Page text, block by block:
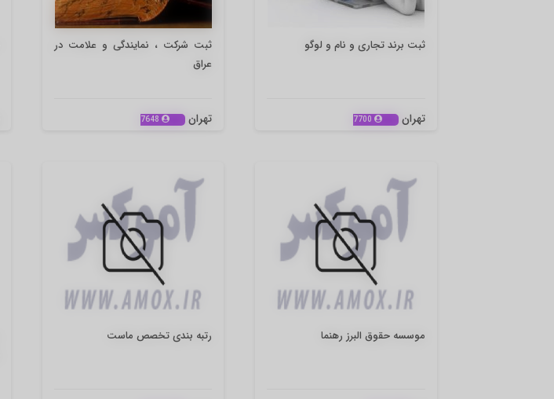
رتبه بندی تخصص ماست موسسه حقوق البرز رهنما
ثبت شرکت ، نمایندگی و علامت در
عراق
تهران 7648
ثبت برند تجاری و نام و لوگو
تهران 7700